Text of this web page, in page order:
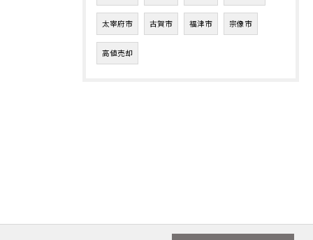
太宰府市 古賀市 福津市 宗像市
高値売却